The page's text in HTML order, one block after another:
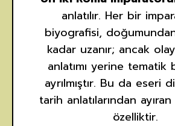
anlatılır. Her bir
biyografisi,
kadar uzanır; ancak
anlatımı yerine tematik
ayrılmıştır. Bu da eseri
tarih anlatılarından
özelliktir.